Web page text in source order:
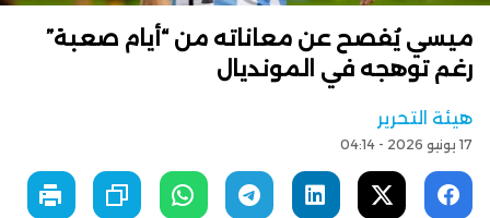
ميسي يُفصح عن معاناته من “أيام صعبة”
رغم توهجه في المونديال
هيئة التحرير
17 يونيو 2026 - 04:14